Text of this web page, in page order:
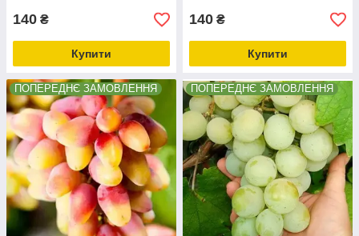
140 ₴
Купити
140 ₴
Купити
ПОПЕРЕДНЄ ЗАМОВЛЕННЯ ПОПЕРЕДНЄ ЗАМОВЛЕННЯ